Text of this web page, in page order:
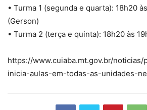
• Turma 1 (segunda e quarta): 18h20
(Gerson)
• Turma 2 (terça e quinta): 18h20 às
https://www.cuiaba.mt.gov.br/
inicia-aulas-em-todas-as-unidades-